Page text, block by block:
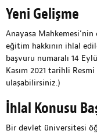
Yeni Gelişme
Anayasa
eğitim hakkının ihlal
başvuru numaralı 14
Kasım 2021 tarihli Resmi
ulaşabilirsiniz.)
İhlal Konusu
Bir devlet üniversitesi